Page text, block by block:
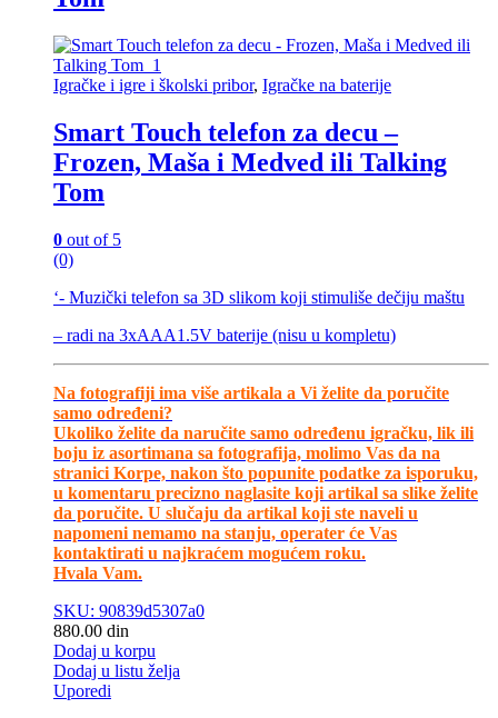
Igračke i igre i školski pribor, Igračke na baterije
Smart Touch telefon za decu –
Frozen, Maša i Medved ili Talking
Tom
0 out of 5
(0)
‘- Muzički telefon sa 3D slikom koji stimuliše dečiju maštu
– radi na 3xAAA1.5V baterije (nisu u kompletu)
Na fotografiji ima više artikala a Vi želite da poručite
samo određeni?
Ukoliko želite da naručite samo određenu igračku, lik ili
boju iz asortimana sa fotografija, molimo Vas da na
stranici Korpe, nakon što popunite podatke za isporuku,
u komentaru precizno naglasite koji artikal sa slike želite
da poručite. U slučaju da artikal koji ste naveli u
napomeni nemamo na stanju, operater će Vas
kontaktirati u najkraćem mogućem roku.
Hvala Vam.
SKU: 90839d5307a0
880.00 din
Dodaj u korpu
Dodaj u listu želja
Uporedi